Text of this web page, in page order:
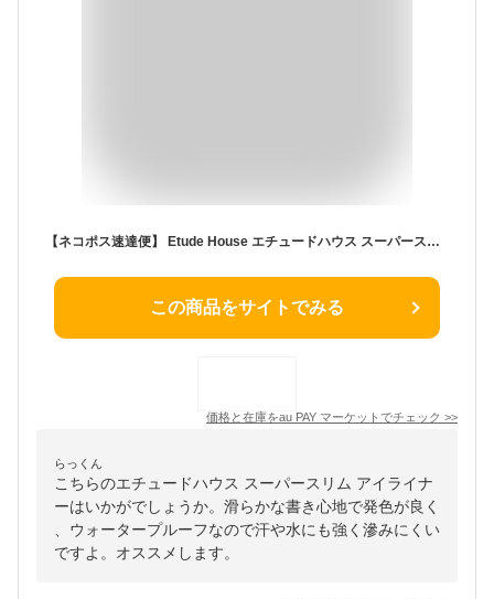
【ネコポス速達便】 Etude House エチュードハウス スーパースリム プルーフ ブラシライナー 黒 茶色 ブラック ブラウン アイライナー 眉
この商品をサイトでみる
価格と在庫をau PAY マーケット でチェック >>
らっくん
こちらのエチュードハウス スーパースリム アイライナ
ーはいかがでしょうか。滑らかな書き心地で発色が良く
、ウォータープルーフなので汗や水にも強く滲みにくい
ですよ。オススメします。